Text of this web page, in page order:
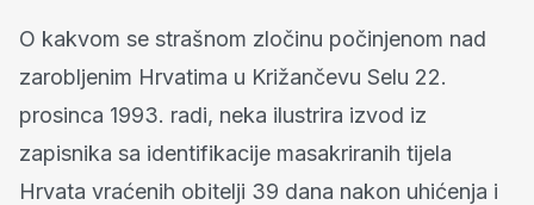
O kakvom se strašnom zločinu počinjenom nad
zarobljenim Hrvatima u Križančevu Selu 22.
prosinca 1993. radi, neka ilustrira izvod iz
zapisnika sa identifikacije masakriranih tijela
Hrvata vraćenih obitelji 39 dana nakon uhićenja i